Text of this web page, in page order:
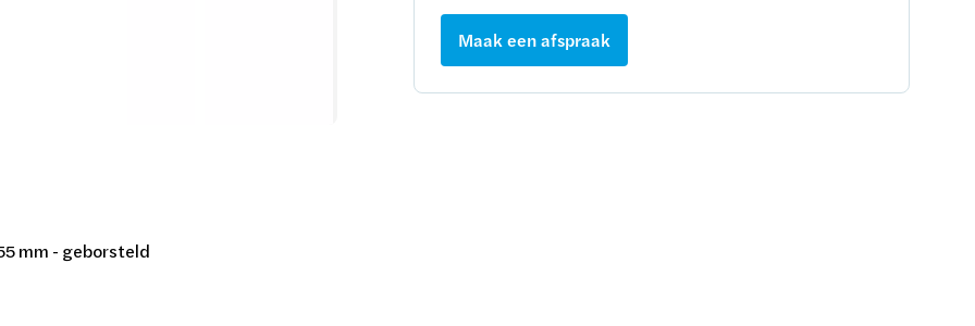
Maak een afspraak
mm - geborsteld